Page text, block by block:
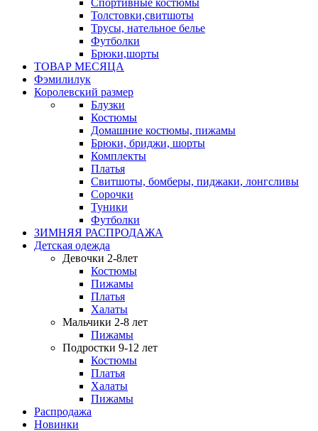
Спортивные костюмы
Толстовки,свитшоты
Трусы, нательное белье
Футболки
Брюки,шорты
ТОВАР МЕСЯЦА
Фэмилилук
Королевский размер
Блузки
Костюмы
Домашние костюмы, пижамы
Брюки, бриджи, шорты
Комплекты
Платья
Свитшоты, бомберы, пиджаки, лонгсливы
Сорочки
Туники
Футболки
ЗИМНЯЯ РАСПРОДАЖА
Детская одежда
Девочки 2-8лет
Костюмы
Пижамы
Платья
Халаты
Мальчики 2-8 лет
Пижамы
Подростки 9-12 лет
Костюмы
Платья
Халаты
Пижамы
Распродажа
Новинки